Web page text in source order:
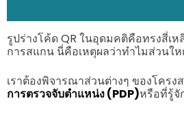
รูปร่างโค้ด QR ในอุดมคติคือทรงสี่เ
การสแกน นี่คือเหตุผลว่าทำไมส่วนใ
เราต้องพิจารณาส่วนต่างๆ ของโครง
การตรวจจับตำแหน่ง (PDP)หรือที่รู้จั